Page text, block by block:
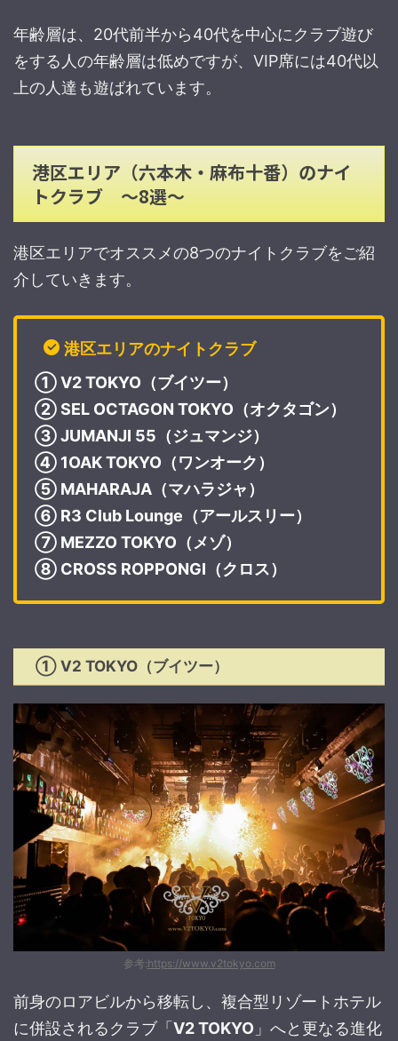
年齢層は、20代前半から40代を中心にクラブ遊び
をする人の年齢層は低めですが、VIP席には40代以
上の人達も遊ばれています。
港区エリア（六本木・麻布十番）のナイ
トクラブ ～8選～
港区エリアでオススメの8つのナイトクラブをご紹
介していきます。
港区エリアのナイトクラブ
① V2 TOKYO（ブイツー）
② SEL OCTAGON TOKYO（オクタゴン）
③ JUMANJI 55（ジュマンジ）
④ 1OAK TOKYO（ワンオーク）
⑤ MAHARAJA（マハラジャ）
⑥ R3 Club Lounge（アールスリー）
⑦ MEZZO TOKYO（メゾ）
⑧ CROSS ROPPONGI（クロス）
① V2 TOKYO（ブイツー）
参考:https://www.v2tokyo.com
前身のロアビルから移転し、複合型リゾートホテル
に併設されるクラブ「V2 TOKYO 」へと更なる進化